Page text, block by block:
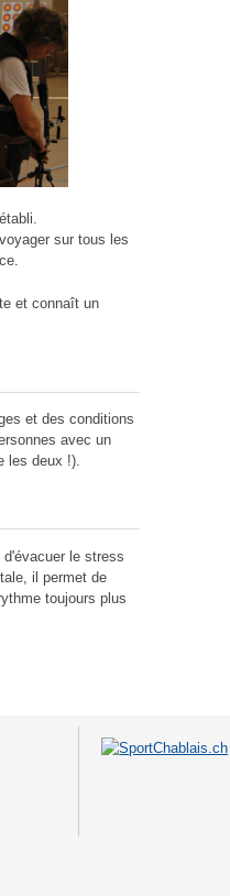
sur tous les
et connaît un
et des conditions
avec un
les deux !).
d'évacuer le stress
il permet de
toujours plus